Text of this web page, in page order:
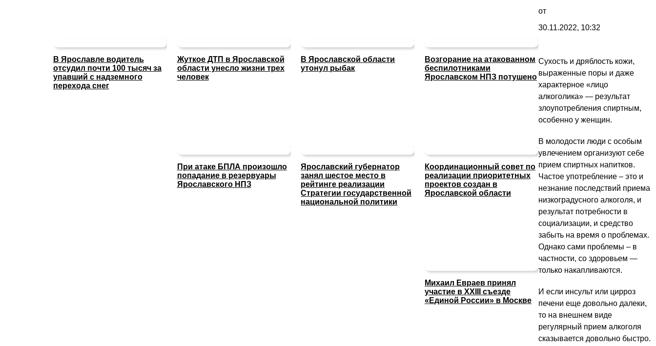
В Ярославле водитель
отсудил почти 100 тысяч за
упавший с надземного
перехода снег
Жуткое ДТП в Ярославской
области унесло жизни трех
человек
В Ярославской области
утонул рыбак
Возгорание на атакованном
беспилотниками
Ярославском НПЗ потушено
При атаке БПЛА произошло
попадание в резервуары
Ярославского НПЗ
Ярославский губернатор
занял шестое место в
рейтинге реализации
Стратегии государственной
национальной политики
Координационный совет по
реализации приоритетных
проектов создан в
Ярославской области
Михаил Евраев принял
участие в XXIII съезде
«Единой России» в Москве
от
30.11.2022, 10:32
Сухость и дряблость кожи,
выраженные поры и даже
характерное «лицо
алкоголика» — результат
злоупотребления спиртным,
особенно у женщин.
В молодости люди с особым
увлечением организуют себе
прием спиртных напитков.
Частое употребление – это и
незнание последствий приема
низкоградусного алкоголя, и
результат потребности в
социализации, и средство
забыть на время о проблемах.
Однако сами проблемы – в
частности, со здоровьем —
только накапливаются.
И если инсульт или цирроз
печени еще довольно далеки,
то на внешнем виде
регулярный прием алкоголя
сказывается довольно быстро.